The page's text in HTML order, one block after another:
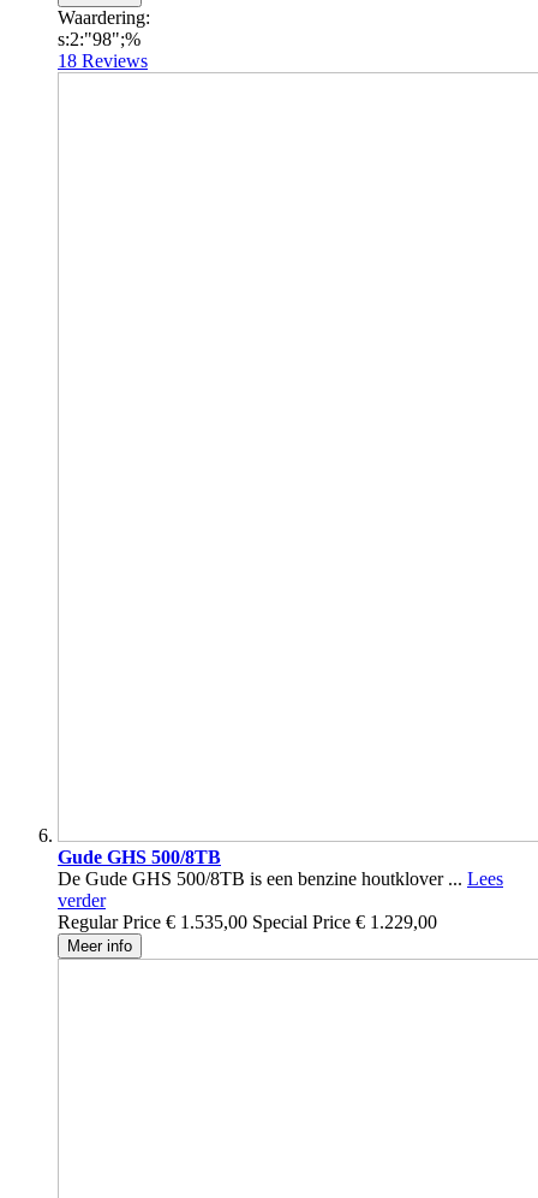
Waardering:
s:2:"98";%
18 Reviews
Gude GHS 500/8TB
De Gude GHS 500/8TB is een benzine houtklover ... Lees
verder
Regular Price € 1.535,00 Special Price € 1.229,00
Meer info